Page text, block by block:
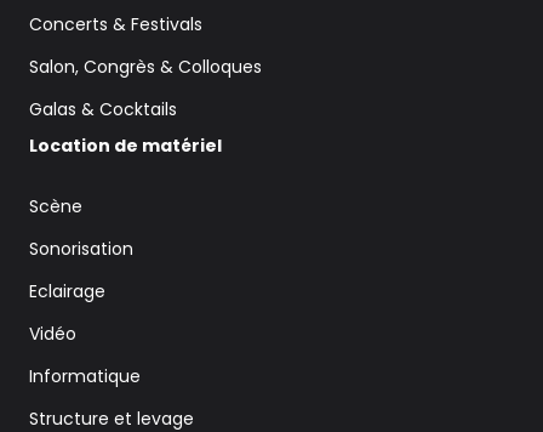
Concerts & Festivals
Salon, Congrès & Colloques
Galas & Cocktails
Location de matériel
Scène
Sonorisation
Eclairage
Vidéo
Informatique
Structure et levage